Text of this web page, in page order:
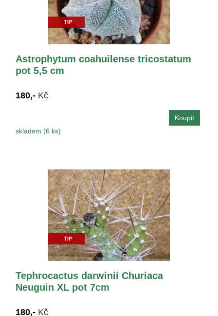
TIP
Astrophytum coahuilense tricostatum
pot 5,5 cm
180,- Kč
skladem (6 ks)
TIP
Tephrocactus darwinii Churiaca
Neuguin XL pot 7cm
180,- Kč